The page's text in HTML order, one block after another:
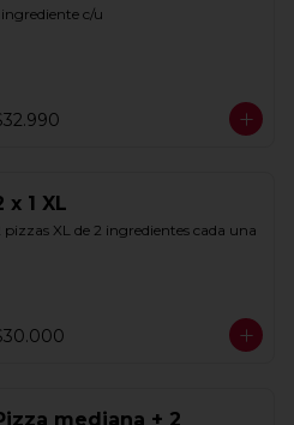
ingrediente c/u
x 1 XL
pizzas XL de 2 ingredientes cada una
mediana + 2